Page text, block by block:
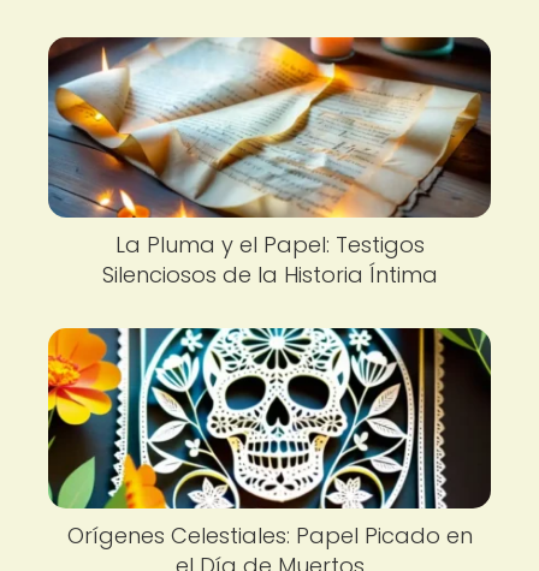
La Pluma y el Papel: Testigos
Silenciosos de la Historia Íntima
Orígenes Celestiales: Papel Picado en